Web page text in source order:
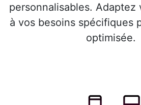
personnalisables.
à vos besoins spécifiques
optimisée.